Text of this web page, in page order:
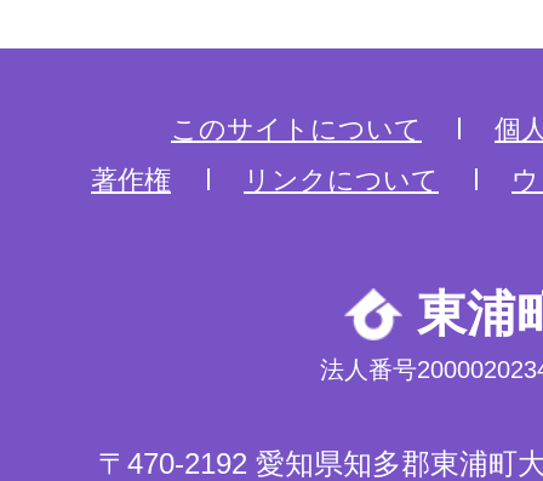
このサイトについて
個
著作権
リンクについて
東浦
法人番号
〒470-2192 愛知県知多郡東浦町